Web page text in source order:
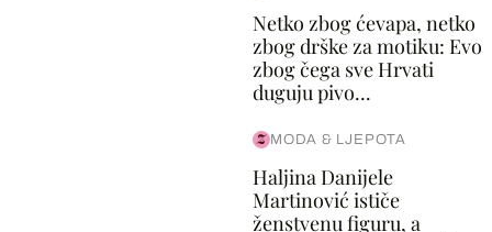
Netko zbog ćevapa, netko
zbog drške za motiku: Evo
zbog čega sve Hrvati
duguju pivo...
MODA & LJEPOTA
Haljina Danijele
Martinović ističe
ženstvenu figuru, a